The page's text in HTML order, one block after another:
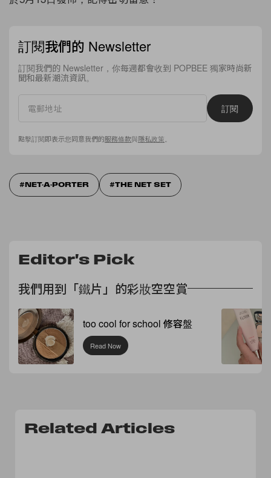
訂閱我們的 Newsletter
訂閱我們的 Newsletter，你每週都會收到 POPBEE 獨家時尚新
聞和最新潮流資訊。
訂閱
點擊訂閱即表示您同意我們的服務條款與隱私政策
NET-A-PORTER THE NET SET
Editor's Pick
我們用到「鐵片」的彩妝空空賞
too cool for school 修容盤
Read Now
Related Articles